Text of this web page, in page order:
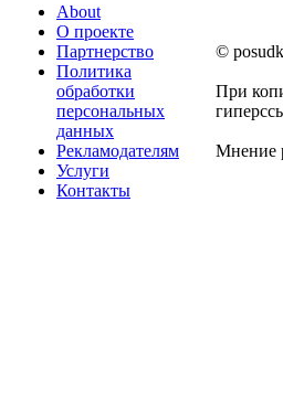
About
О проекте
Партнерство
Политика
обработки
персональных
данных
Рекламодателям
Услуги
Контакты
©
При
Мнение